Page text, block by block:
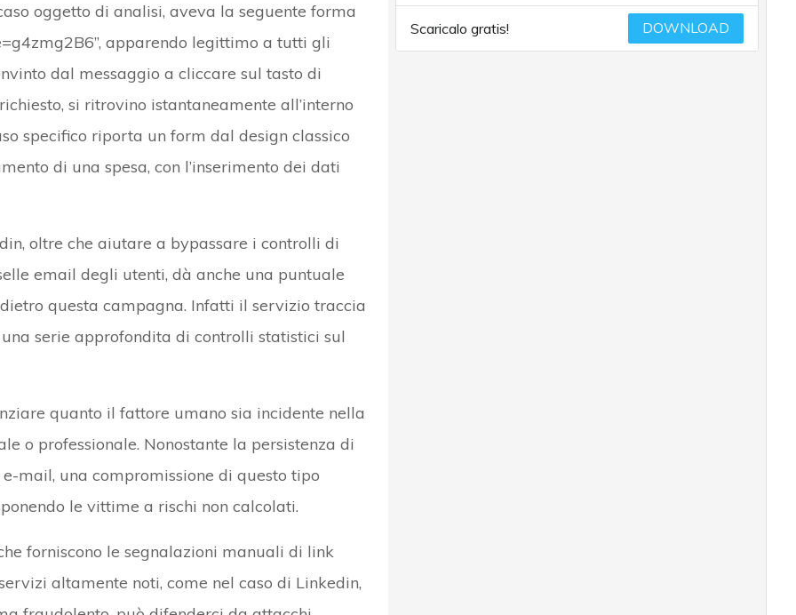
oggetto di analisi, aveva la seguente forma
apparendo legittimo a tutti gli
dal messaggio a cliccare sul tasto di
si ritrovino istantaneamente all’interno
specifico riporta un form dal design classico
di una spesa, con l’inserimento dei dati
oltre che aiutare a bypassare i controlli di
email degli utenti, dà anche una puntuale
questa campagna. Infatti il servizio traccia
serie approfondita di controlli statistici sul
quanto il fattore umano sia incidente nella
o professionale. Nonostante la persistenza di
mail, una compromissione di questo tipo
le vittime a rischi non calcolati.
forniscono le segnalazioni manuali di link
altamente noti, come nel caso di Linkedin,
Scaricalo gratis! DOWNLOAD